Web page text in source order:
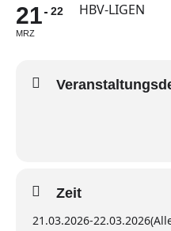
21
MRZ
22 HBV-LIGEN
Zeit
21.03.2026-22.03.2026